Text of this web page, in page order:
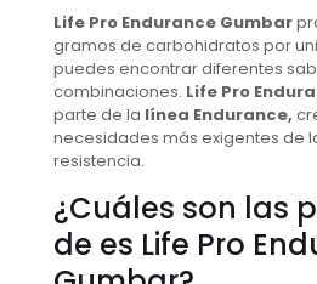
Life Pro Endurance Gumbar
gramos de carbohidratos por
puedes encontrar diferentes
combinaciones. Life Pro
parte de la línea Endurance,
necesidades más exigentes de
resistencia.
¿Cuáles son las
de es Life Pro